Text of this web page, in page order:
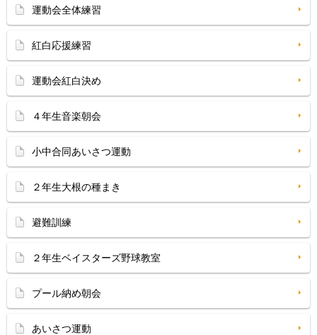
運動会全体練習
紅白応援練習
運動会紅白決め
４年生音楽朝会
小中合同あいさつ運動
２年生大根の種まき
避難訓練
２年生ベイスターズ野球教室
プール納め朝会
あいさつ運動